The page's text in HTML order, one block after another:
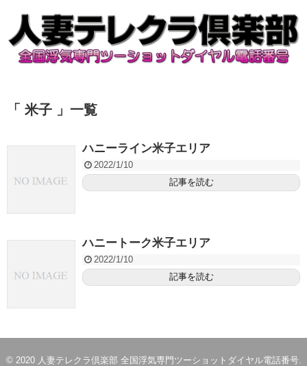
「 米子 」一覧
ハニーライン米子エリア
2022/1/10
記事を読む
ハニートーク米子エリア
2022/1/10
記事を読む
© 2020 人妻テレクラ倶楽部 全国浮気専門ツーショットダイヤル電話番号.